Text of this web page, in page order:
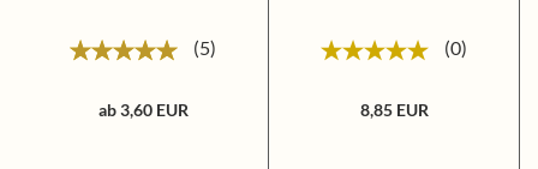
5
ab 3,60 EUR
0
8,85 EUR